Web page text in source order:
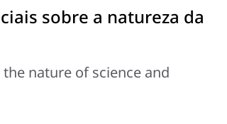
sobre a natureza da
nature of science and